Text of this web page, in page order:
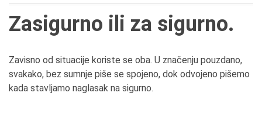
Zasigurno ili za sigurno.
Zavisno od situacije koriste se oba. U značenju pouzdano,
svakako, bez sumnje piše se spojeno, dok odvojeno pišemo
kada stavljamo naglasak na sigurno.